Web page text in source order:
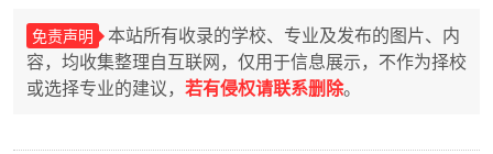
免责声明
本站所有收录的学校、专业及发布的图片、内
容，均收集整理自互联网，仅用于信息展示，不作为择校
或选择专业的建议， 若有侵权请联系删除。